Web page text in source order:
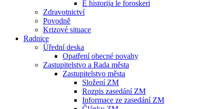
E historija le foroskeri
Zdravotnictví
Povodně
Krizové situace
Radnice
Úřední deska
Opatření obecné povahy
Zastupitelstvo a Rada města
Zastupitelstvo města
Složení ZM
Rozpis zasedání ZM
Informace ze zasedání ZM